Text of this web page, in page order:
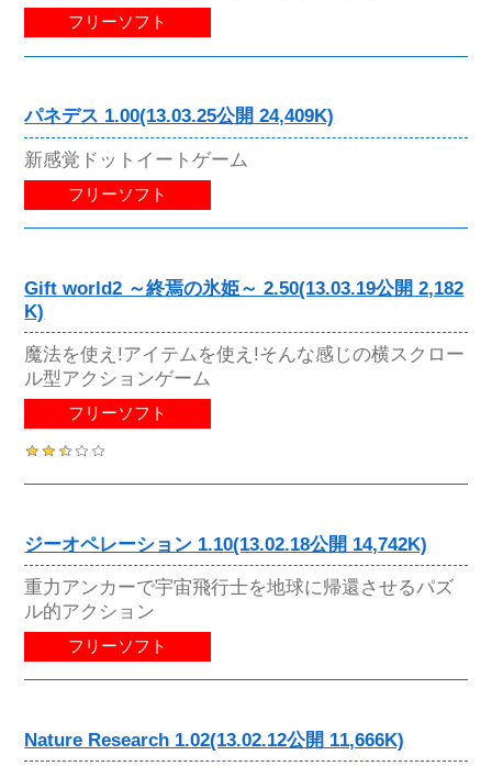
フリーソフト
パネデス 1.00(13.03.25公開 24,409K)
新感覚ドットイートゲーム
フリーソフト
Gift world2 ～終焉の氷姫～ 2.50(13.03.19公開 2,182
K)
魔法を使え!アイテムを使え!そんな感じの横スクロー
ル型アクションゲーム
フリーソフト
ジーオペレーション 1.10(13.02.18公開 14,742K)
重力アンカーで宇宙飛行士を地球に帰還させるパズ
ル的アクション
フリーソフト
Nature Research 1.02(13.02.12公開 11,666K)